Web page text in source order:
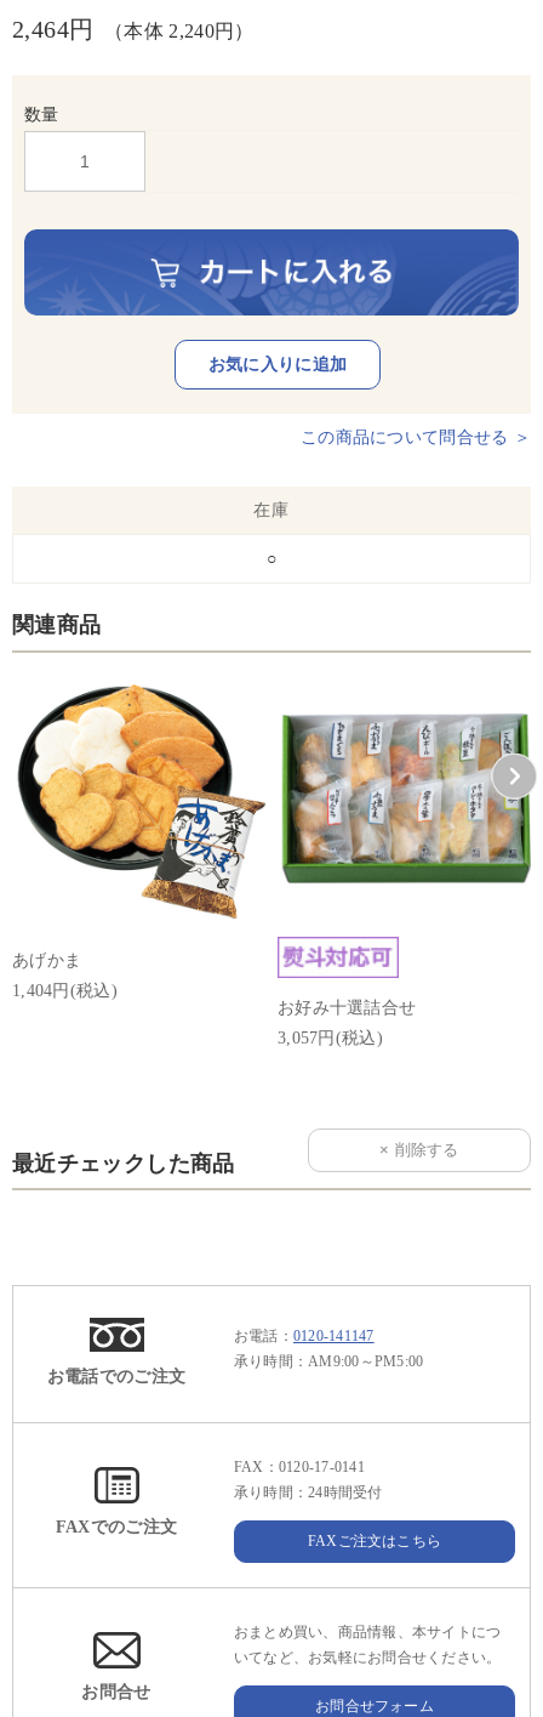
2,464円 （本体 2,240円）
数量
この商品について問合せる ＞
在庫
○
関連商品
あげかま
1,404円(税込)
お好み十選詰合せ
3,057円(税込)
最近チェックした商品
お電話でのご注文
お電話： 0120-141147
承り時間：AM9:00～PM5:00
FAXでのご注文
FAX：0120-17-0141
承り時間：24時間受付
FAXご注文はこちら
お問合せ
おまとめ買い、商品情報、本サイトにつ
いてなど、お気軽にお問合せください。
お問合せフォーム